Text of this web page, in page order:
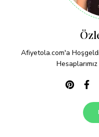
Afiyetola.com'a